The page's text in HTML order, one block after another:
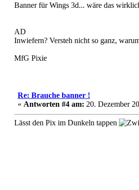
Banner für Wings 3d... wäre das
AD
Inwiefern? Versteh nicht so ganz,
MfG Pixie
Re: Brauche banner !
« Antworten #4 am: 20. Dezember
Lässt den Pix im Dunkeln tappen